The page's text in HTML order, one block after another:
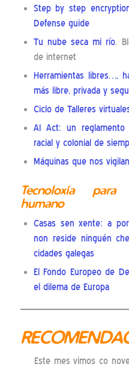
Step by step
Defense guide
Tu nube seca mi río.
de internet
Herramientas libres…,
más libre, privada y
Ciclo de Talleres
AI Act: un reglamento
racial y colonial de
Máquinas que nos
Tecnoloxía para
humano
Casas sen xente: a
non reside ninguén
cidades galegas
El Fondo Europeo de
el dilema de Europa
Este mes vimos co